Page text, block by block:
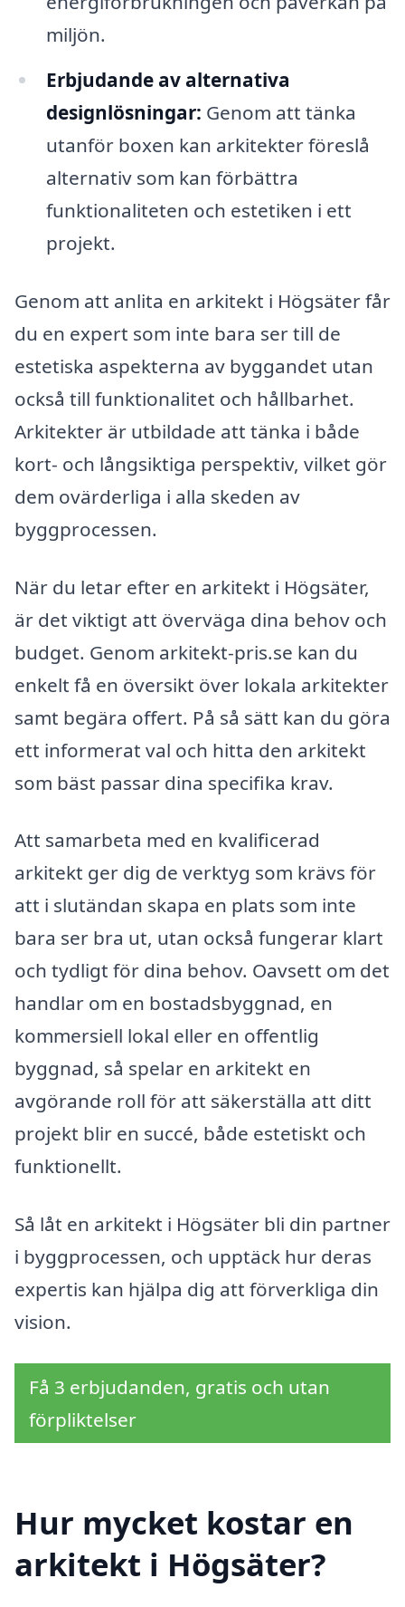
miljön.
Erbjudande av alternativa
designlösningar: Genom att tänka
utanför boxen kan arkitekter föreslå
alternativ som kan förbättra
funktionaliteten och estetiken i ett
projekt.
Genom att anlita en arkitekt i Högsäter får
du en expert som inte bara ser till de
estetiska aspekterna av byggandet utan
också till funktionalitet och hållbarhet.
Arkitekter är utbildade att tänka i både
kort- och långsiktiga perspektiv, vilket gör
dem ovärderliga i alla skeden av
byggprocessen.
När du letar efter en arkitekt i Högsäter,
är det viktigt att överväga dina behov och
budget. Genom arkitekt-pris.se kan du
enkelt få en översikt över lokala arkitekter
samt begära offert. På så sätt kan du göra
ett informerat val och hitta den arkitekt
som bäst passar dina specifika krav.
Att samarbeta med en kvalificerad
arkitekt ger dig de verktyg som krävs för
att i slutändan skapa en plats som inte
bara ser bra ut, utan också fungerar klart
och tydligt för dina behov. Oavsett om det
handlar om en bostadsbyggnad, en
kommersiell lokal eller en offentlig
byggnad, så spelar en arkitekt en
avgörande roll för att säkerställa att ditt
projekt blir en succé, både estetiskt och
funktionellt.
Så låt en arkitekt i Högsäter bli din partner
i byggprocessen, och upptäck hur deras
expertis kan hjälpa dig att förverkliga din
vision.
Få 3 erbjudanden, gratis och utan
förpliktelser
Hur mycket kostar en
arkitekt i Högsäter?